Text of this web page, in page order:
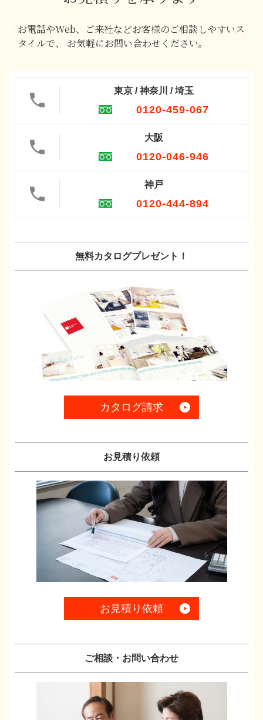
お電話やWeb、ご来社などお客様のご相談しやすいス
タイルで、
お気軽にお問い合わせください。
東京 / 神奈川 / 埼玉
0120-459-067
大阪
0120-046-946
神戸
0120-444-894
無料カタログプレゼント！
カタログ請求
お見積り依頼
お見積り依頼
ご相談・お問い合わせ